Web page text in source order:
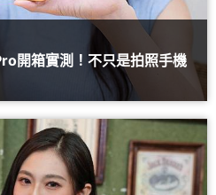
開箱實測！不只是拍照手機